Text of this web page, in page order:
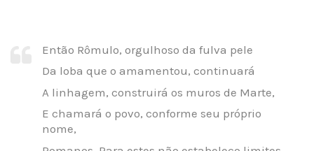
Então Rômulo, orgulhoso da fulva pele
Da loba que o amamentou, continuará
A linhagem, construirá os muros de Marte,
E chamará o povo, conforme seu próprio
nome,